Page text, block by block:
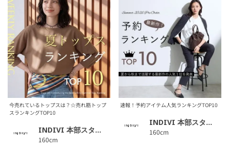
今売れているトップスは？☆売れ筋トップ
スランキングTOP10
INDIVI 本部スタッフ
160cm
速報！予約アイテム人気ランキングTOP10
INDIVI 本部スタッフ
160cm